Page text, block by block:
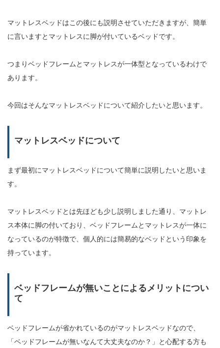
マットレスベッドはこの後にも説明させていただきますが、簡単
に言いますとマットレスに脚が付いているベッドです。
つまりベッドフレームとマットレスが一体型となっているわけで
あります。
今回はそんなマットレスベッドについて紹介したいと思います。
マットレスベッドについて
まず最初にマットレスベッドについて簡単に説明したいと思いま
す。
マットレスベッドとは先ほども少し説明しました通り、マットレ
ス本体に脚の付いており、ベッドフレームとマットレスが一体に
なっているのが特徴で、個人的には簡易的なベッドという印象を
持っています。
ベッドフレームが無いことによるメリットについ
て
ベッドフレームが省かれているのがマットレスベッドなので、
「ベッドフレームが無いなんて大丈夫なのか？」と心配する方も